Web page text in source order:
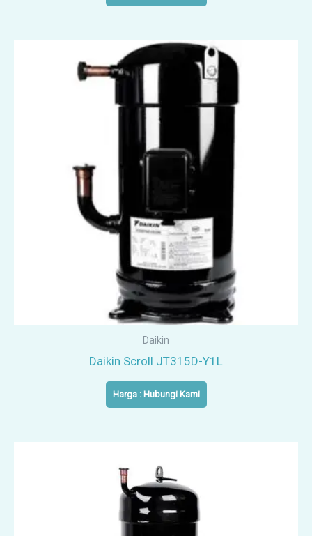
Daikin
Daikin Scroll JT315D-Y1L
Harga : Hubungi Kami